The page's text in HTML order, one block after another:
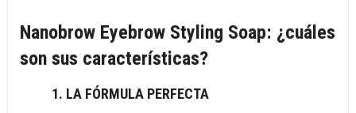
Nanobrow Eyebrow Styling Soap: ¿cuáles
son sus características?
1. LA FÓRMULA PERFECTA